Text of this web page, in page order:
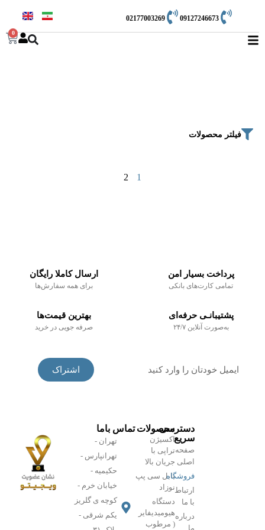
09127246673
02177003269
0
فیلتر محصولات
1
2
پرداخت بسیار امن
تمامی کارت‌های بانکی
ارسال کاملا رایگان
برای همه سفارش‌ها
پشتیبانـی حرفه‌ای
به‌صورت آنلاین ۲۴/۷
بهترین قیمت‌ها
صرفه جویی در خرید
اشتراک
دسترسی
سریع
صفحه
اصلی
فروشگاه
ارتباط
با ما
درباره
ما
محصولات
اکسیژن
تراپی با
جریان بالا
بابل سی پپ
نوزاد
دستگاه
هیومیدیفایر
( مرطوب
تماس باما
تهران -
تهرانپارس -
حکیمیه -
خیابان خرم -
کوچه ی گلریز
یکم شرقی -